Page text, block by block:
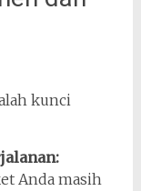
kunci
Anda masih